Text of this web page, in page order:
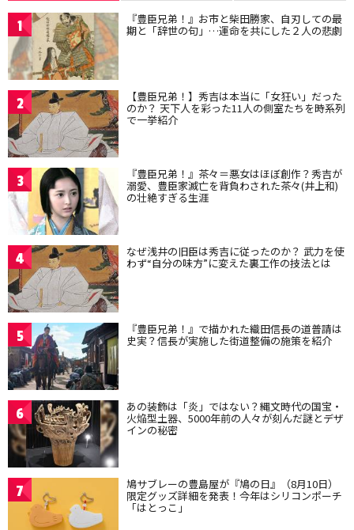
1 『豊臣兄弟！』お市と柴田勝家、自刃しての最
期と「辞世の句」…運命を共にした２人の悲劇
2 【豊臣兄弟！】秀吉は本当に「女狂い」だった
のか？ 天下人を彩った11人の側室たちを時系列
で一挙紹介
3 『豊臣兄弟！』茶々＝悪女はほぼ創作？秀吉が
溺愛、豊臣家滅亡を背負わされた茶々(井上和)
の壮絶すぎる生涯
4 なぜ浅井の旧臣は秀吉に従ったのか？ 武力を使
わず“自分の味方”に変えた裏工作の技法とは
5 『豊臣兄弟！』で描かれた織田信長の道普請は
史実？信長が実施した街道整備の施策を紹介
6 あの装飾は「炎」ではない？縄文時代の国宝・
火焔型土器、5000年前の人々が刻んだ謎とデザ
インの秘密
7 鳩サブレーの豊島屋が『鳩の日』（8月10日）
限定グッズ詳細を発表！今年はシリコンポーチ
「はとっこ」